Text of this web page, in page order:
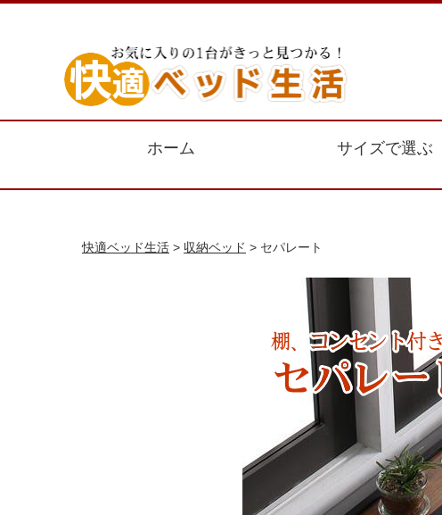
ホーム サイズで選ぶ
快適ベッド生活 > 収納ベッド > セパレート